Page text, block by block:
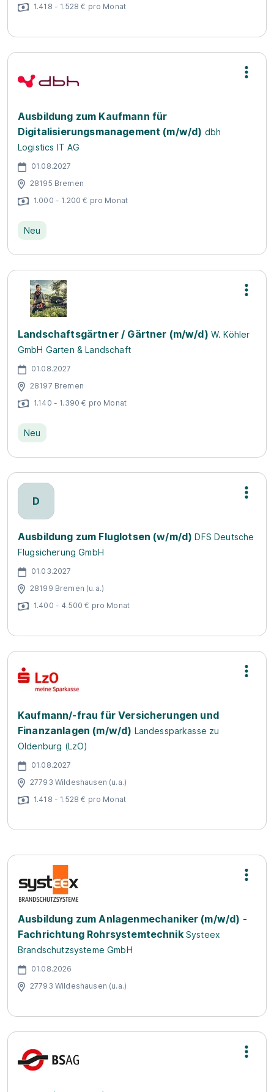
1.418 - 1.528 € pro Monat
Ausbildung zum Kaufmann für
Digitalisierungsmanagement (m/w/d) dbh
Logistics IT AG
01.08.2027
28195 Bremen
1.000 - 1.200 € pro Monat
Neu
Landschaftsgärtner / Gärtner (m/w/d) W. Köhler
GmbH Garten & Landschaft
01.08.2027
28197 Bremen
1.140 - 1.390 € pro Monat
Neu
D
Ausbildung zum Fluglotsen (w/m/d) DFS Deutsche
Flugsicherung GmbH
01.03.2027
28199 Bremen (u.a.)
1.400 - 4.500 € pro Monat
Kaufmann/-frau für Versicherungen und
Finanzanlagen (m/w/d) Landessparkasse zu
Oldenburg (LzO)
01.08.2027
27793 Wildeshausen (u.a.)
1.418 - 1.528 € pro Monat
Ausbildung zum Anlagenmechaniker (m/w/d) -
Fachrichtung Rohrsystemtechnik Systeex
Brandschutzsysteme GmbH
01.08.2026
27793 Wildeshausen (u.a.)